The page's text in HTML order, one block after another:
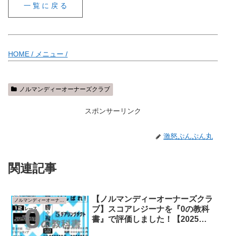
一 覧 に 戻 る
HOME / メニュー /
ノルマンディーオーナーズクラブ
スポンサーリンク
激怒ぷんぷん丸
関連記事
ノルマンディーオーナーズクラブ
【ノルマンディーオーナーズクラ
ブ】スコアレジーナを『0の教科
書』で評価しました！【2025年